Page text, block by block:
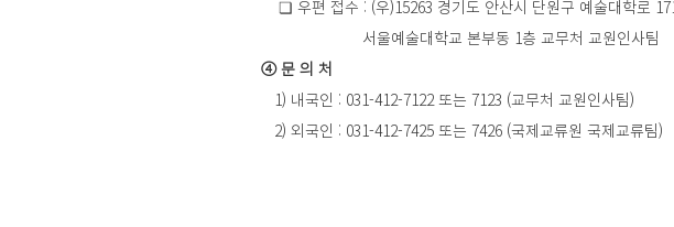
❏ 우편 접수 : (우)15263 경기도 안산시 단원구 예술대학로
                        서울예술대학교 본부동 1층 교무처 교원인사팀
④ 문 의 처
    1) 내국인 : 031-412-7122 또는 7123 (교무처 교원인사팀)
    2) 외국인 : 031-412-7425 또는 7426 (국제교류원 국제교류팀)